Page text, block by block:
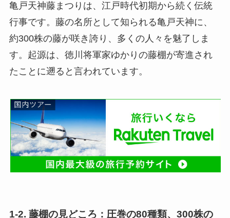
亀戸天神藤まつりは、江戸時代初期から続く伝統
行事です。藤の名所として知られる亀戸天神に、
約300株の藤が咲き誇り、多くの人々を魅了しま
す。起源は、徳川将軍家ゆかりの藤棚が寄進され
たことに遡ると言われています。
1-2. 藤棚の見どころ：圧巻の80種類、300株の